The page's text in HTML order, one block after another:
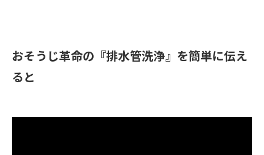
おそうじ革命の『排水管洗浄』を簡単に伝え
ると